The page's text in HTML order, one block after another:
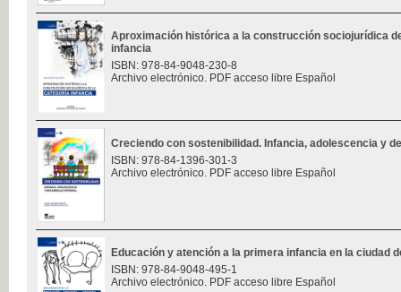
Aproximación histórica a la construcción sociojurídica
infancia
ISBN: 978-84-9048-230-8
Archivo electrónico. PDF acceso libre Español
Creciendo con sostenibilidad. Infancia, adolescencia y
ISBN: 978-84-1396-301-3
Archivo electrónico. PDF acceso libre Español
Educación y atención a la primera infancia en la ciudad
ISBN: 978-84-9048-495-1
Archivo electrónico. PDF acceso libre Español